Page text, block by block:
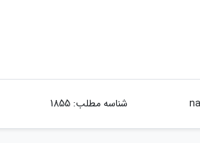
شناسه مطلب: 1855